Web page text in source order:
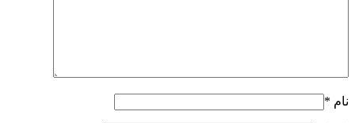
نام *